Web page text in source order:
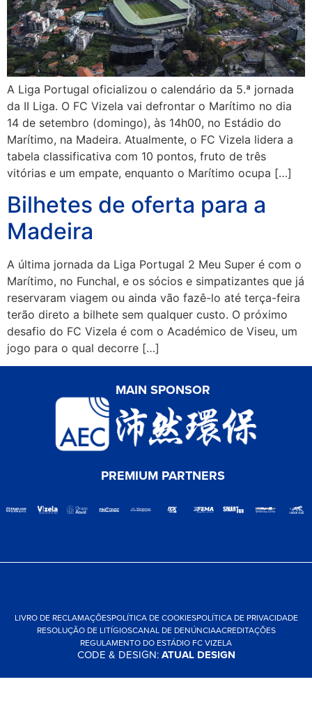
A Liga Portugal oficializou o calendário da 5.ª jornada
da II Liga. O FC Vizela vai defrontar o Marítimo no dia
14 de setembro (domingo), às 14h00, no Estádio do
Marítimo, na Madeira. Atualmente, o FC Vizela lidera a
tabela classificativa com 10 pontos, fruto de três
vitórias e um empate, enquanto o Marítimo ocupa […]
Bilhetes de oferta para a
Madeira
A última jornada da Liga Portugal 2 Meu Super é com o
Marítimo, no Funchal, e os sócios e simpatizantes que já
reservaram viagem ou ainda vão fazê-lo até terça-feira
terão direto a bilhete sem qualquer custo. O próximo
desafio do FC Vizela é com o Académico de Viseu, um
jogo para o qual decorre […]
MAIN SPONSOR
PREMIUM PARTNERS
LIVRO DE RECLAMAÇÕESPOLÍTICA DE COOKIESPOLÍTICA DE PRIVACIDADE
RESOLUÇÃO DE LITÍGIOSCANAL DE DENÚNCIAACREDITAÇÕES
REGULAMENTO DO ESTÁDIO FC VIZELA
CODE & DESIGN:ATUAL DESIGN